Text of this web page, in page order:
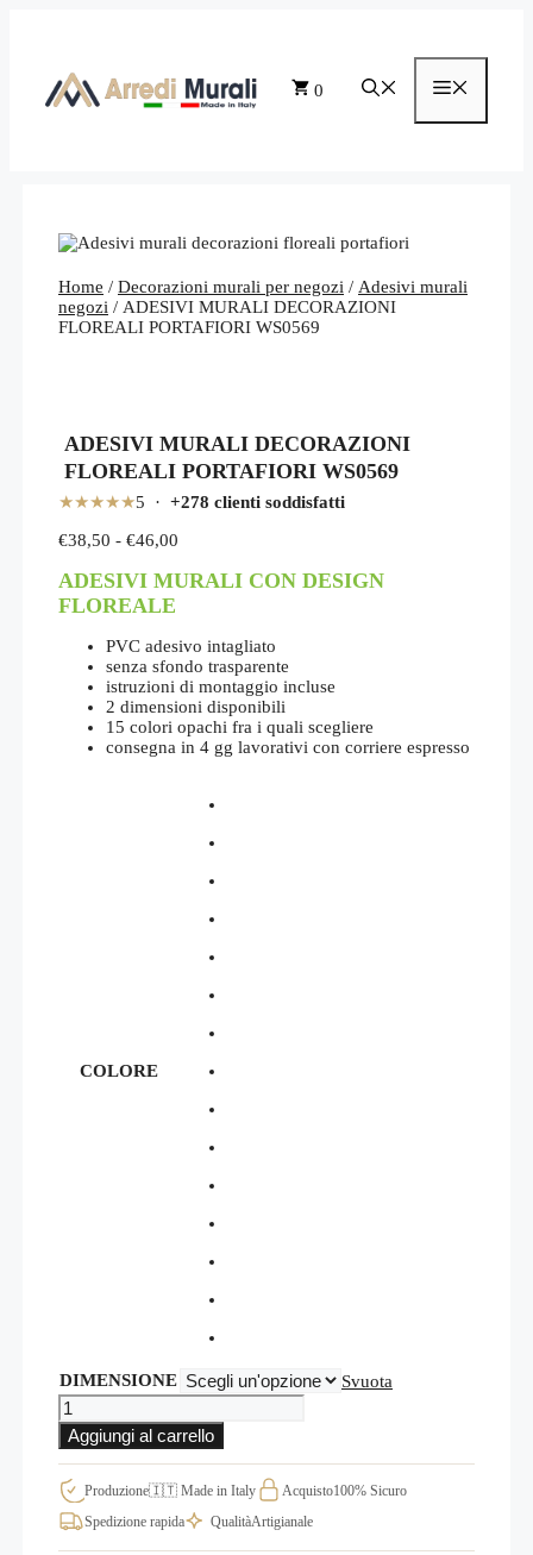
0
Home / Decorazioni murali per negozi / Adesivi murali
negozi / ADESIVI MURALI DECORAZIONI
FLOREALI PORTAFIORI WS0569
ADESIVI MURALI DECORAZIONI
FLOREALI PORTAFIORI WS0569
★★★★★5 · +278 clienti soddisfatti
€38,50 - €46,00
prezzo:
a
€46,00
ADESIVI MURALI CON DESIGN
FLOREALE
PVC adesivo intagliato
senza sfondo trasparente
istruzioni di montaggio incluse
2 dimensioni disponibili
15 colori opachi fra i quali scegliere
consegna in 4 gg lavorativi con corriere espresso
COLORE
DIMENSIONE
Svuota
ADESIVI
MURALI
DECORAZIONI
FLOREALI
PORTAFIORI
WS0569
quantità
Aggiungi al carrello
Produzione🇮🇹 Made in Italy Acquisto100% Sicuro
Spedizione rapida
QualitàArtigianale